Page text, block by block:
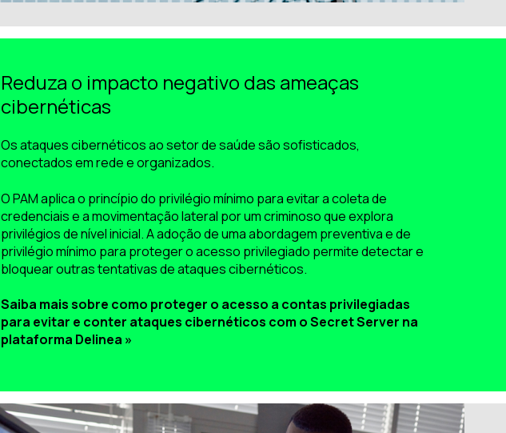
Reduza o impacto negativo das ameaças
cibernéticas
Os ataques cibernéticos ao setor de saúde são sofisticados,
conectados em rede e organizados.
O PAM aplica o princípio do privilégio mínimo para evitar a coleta de
credenciais e a movimentação lateral por um criminoso que explora
privilégios de nível inicial. A adoção de uma abordagem preventiva e de
privilégio mínimo para proteger o acesso privilegiado permite detectar e
bloquear outras tentativas de ataques cibernéticos.
Saiba mais sobre como proteger o acesso a contas privilegiadas
para evitar e conter ataques cibernéticos com o Secret Server na
plataforma Delinea »